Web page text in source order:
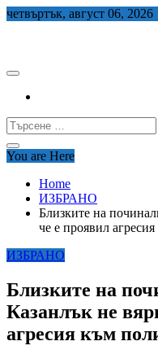
Skip
четвъртък, август 06, 2026
Търсене
за:
You are Here
Home
ИЗБРАНО
Близките на
че е проявил
ИЗБРАНО
Близките на
Казанлък не
агресия към